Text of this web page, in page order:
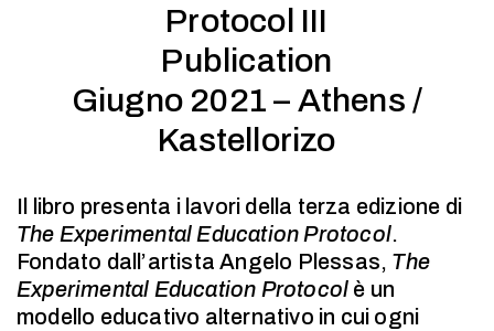
Protocol III
Publication
Giugno 2021 – Athens /
Kastellorizo
Il libro presenta i lavori della terza edizione di
The Experimental Education Protocol.
Fondato dall’artista Angelo Plessas, The
Experimental Education Protocol è un
modello educativo alternativo in cui ogni